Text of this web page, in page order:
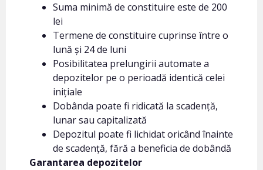
Suma minimă de constituire este de 200
lei
Termene de constituire cuprinse între o
lună și 24 de luni
Posibilitatea prelungirii automate a
depozitelor pe o perioadă identică celei
inițiale
Dobânda poate fi ridicată la scadență,
lunar sau capitalizată
Depozitul poate fi lichidat oricând înainte
de scadență, fără a beneficia de dobândă
Garantarea depozitelor